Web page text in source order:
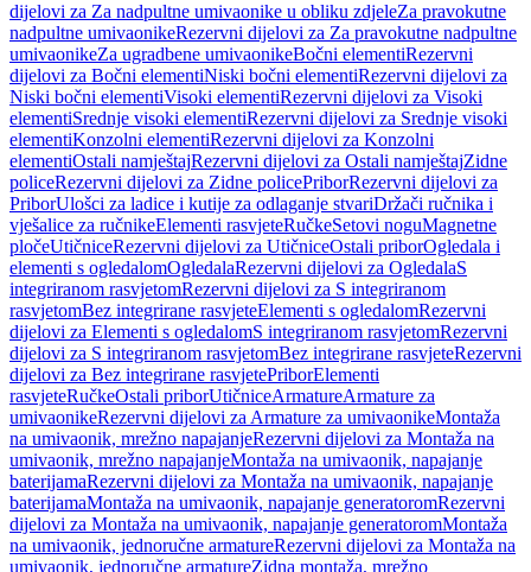
dijelovi za Za nadpultne umivaonike u obliku zdjeleZa pravokutne
nadpultne umivaonikeRezervni dijelovi za Za pravokutne nadpultne
umivaonikeZa ugradbene umivaonikeBočni elementiRezervni
dijelovi za Bočni elementiNiski bočni elementiRezervni dijelovi za
Niski bočni elementiVisoki elementiRezervni dijelovi za Visoki
elementiSrednje visoki elementiRezervni dijelovi za Srednje visoki
elementiKonzolni elementiRezervni dijelovi za Konzolni
elementiOstali namještajRezervni dijelovi za Ostali namještajZidne
policeRezervni dijelovi za Zidne policePriborRezervni dijelovi za
PriborUlošci za ladice i kutije za odlaganje stvariDržači ručnika i
vješalice za ručnikeElementi rasvjeteRučkeSetovi noguMagnetne
pločeUtičniceRezervni dijelovi za UtičniceOstali priborOgledala i
elementi s ogledalomOgledalaRezervni dijelovi za OgledalaS
integriranom rasvjetomRezervni dijelovi za S integriranom
rasvjetomBez integrirane rasvjeteElementi s ogledalomRezervni
dijelovi za Elementi s ogledalomS integriranom rasvjetomRezervni
dijelovi za S integriranom rasvjetomBez integrirane rasvjeteRezervni
dijelovi za Bez integrirane rasvjetePriborElementi
rasvjeteRučkeOstali priborUtičniceArmatureArmature za
umivaonikeRezervni dijelovi za Armature za umivaonikeMontaža
na umivaonik, mrežno napajanjeRezervni dijelovi za Montaža na
umivaonik, mrežno napajanjeMontaža na umivaonik, napajanje
baterijamaRezervni dijelovi za Montaža na umivaonik, napajanje
baterijamaMontaža na umivaonik, napajanje generatoromRezervni
dijelovi za Montaža na umivaonik, napajanje generatoromMontaža
na umivaonik, jednoručne armatureRezervni dijelovi za Montaža na
umivaonik, jednoručne armatureZidna montaža, mrežno